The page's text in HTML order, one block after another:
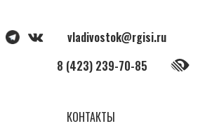
vladivostok@rgisi.ru
8 (423) 239-70-85
КОНТАКТЫ